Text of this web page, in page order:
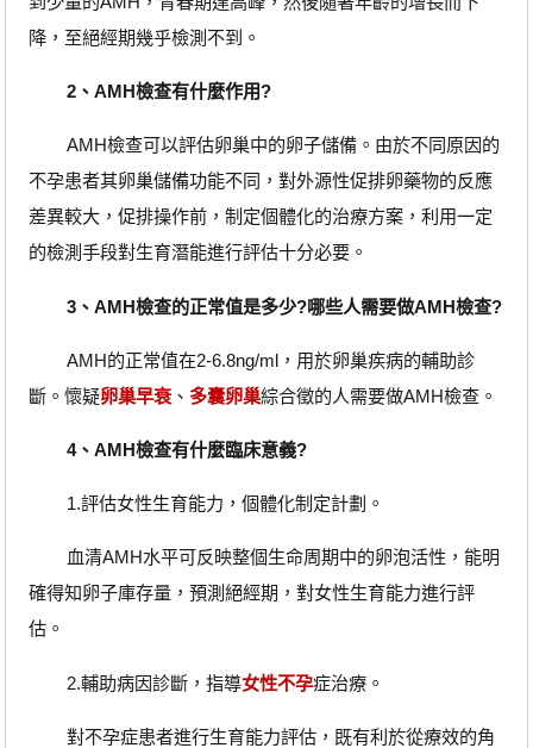
降，至絕經期幾乎檢測不到。
2、AMH檢查有什麼作用?
AMH檢查可以評估卵巢中的卵子儲備。由於不同原因的
不孕患者其卵巢儲備功能不同，對外源性促排卵藥物的反應
差異較大，促排操作前，制定個體化的治療方案，利用一定
的檢測手段對生育潛能進行評估十分必要。
3、AMH檢查的正常值是多少?哪些人需要做AMH檢查?
AMH的正常值在2-6.8ng/ml，用於卵巢疾病的輔助診
斷。懷疑卵巢早衰、 多囊卵巢綜合徵的人需要做AMH檢查。
4、AMH檢查有什麼臨床意義?
1.評估女性生育能力，個體化制定計劃。
血清AMH水平可反映整個生命周期中的卵泡活性，能明
確得知卵子庫存量，預測絕經期，對女性生育能力進行評
估。
2.輔助病因診斷，指導女性不孕症治療。
對不孕症患者進行生育能力評估，既有利於從療效的角